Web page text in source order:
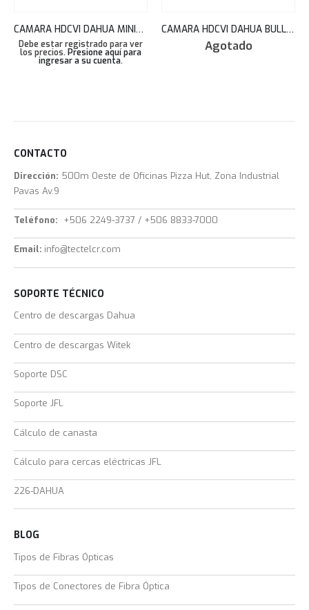
CAMARA HDCVI DAHUA MINIDOMO (EYEBALL) 2MP 1080P 30 FPS 2.8MM IR 20M PLÁSTICO HAC-T1A21N280
Debe estar registrado para ver
los precios.Presione aquí para
ingresar a su cuenta.
CAMARA HDCVI DAHUA BULLET IR 20M 5MP IP67 DAHUA TECHNOLOGY 2.8MM 20 FPS HAC-B2A51N
Agotado
CONTACTO
Dirección: 500m Oeste de Oficinas Pizza Hut, Zona Industrial
Pavas Av.9
Teléfono: +506 2249-3737 / +506 8833-7000
Email: info@tectelcr.com
SOPORTE TÉCNICO
Centro de descargas Dahua
Centro de descargas Witek
Soporte DSC
Soporte JFL
Cálculo de canasta
Cálculo para cercas eléctricas JFL
226-DAHUA
BLOG
Tipos de Fibras Ópticas
Tipos de Conectores de Fibra Óptica